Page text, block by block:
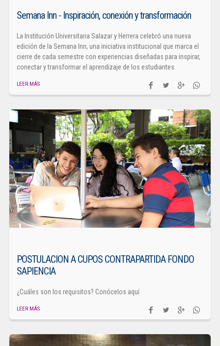
Semana Inn - Inspiración, conexión y transformación
La Institución Universitaria Salazar y Herrera celebró una nueva
edición de la Semana Inn, una iniciativa institucional que marca el
cierre de cada semestre con experiencias diseñadas para inspirar,
conectar y transformar el aprendizaje de los estudiantes.
LEER MÁS
POSTULACION A CUPOS CONTRAPARTIDA FONDO
SAPIENCIA
¿Cuáles son los requisitos? Conócelos aquí
LEER MÁS